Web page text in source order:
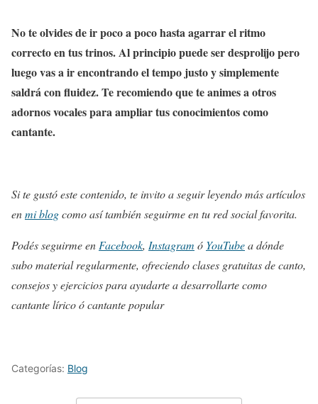
No te olvides de ir poco a poco hasta agarrar el ritmo
correcto en tus trinos. Al principio puede ser desprolijo pero
luego vas a ir encontrando el tempo justo y simplemente
saldrá con fluidez. Te recomiendo que te animes a otros
adornos vocales para ampliar tus conocimientos como
cantante.
Si te gustó este contenido, te invito a seguir leyendo más artículos
enmi blogcomo así también seguirme en tu red social favorita.
Podés seguirme en Facebook, Instagram ó YouTubea dónde
subo material regularmente, ofreciendo clases gratuitas de canto,
consejos y ejercicios para ayudarte a desarrollarte como
cantante lírico ó cantante popular
Categorías: Blog